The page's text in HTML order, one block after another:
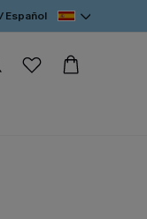
Español